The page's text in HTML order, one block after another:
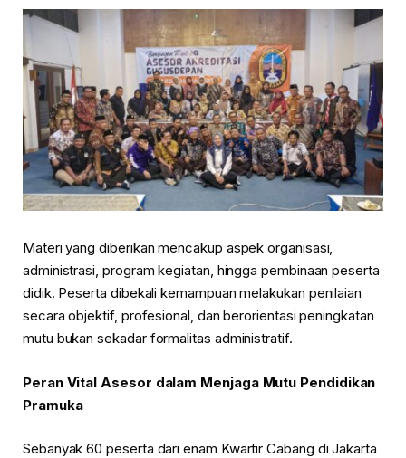
Materi yang diberikan mencakup aspek organisasi,
administrasi, program kegiatan, hingga pembinaan peserta
didik. Peserta dibekali kemampuan melakukan penilaian
secara objektif, profesional, dan berorientasi peningkatan
mutu bukan sekadar formalitas administratif.
Peran Vital Asesor dalam Menjaga Mutu Pendidikan
Pramuka
Sebanyak 60 peserta dari enam Kwartir Cabang di Jakarta